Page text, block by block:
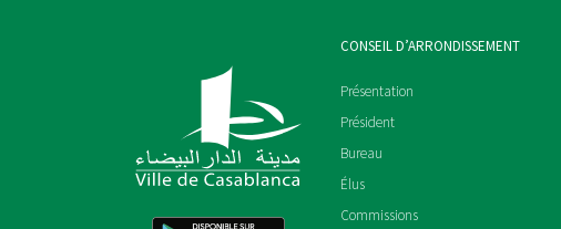
CONSEIL D’ARRONDISSEMENT
Présentation
Président
Bureau
Élus
Commissions